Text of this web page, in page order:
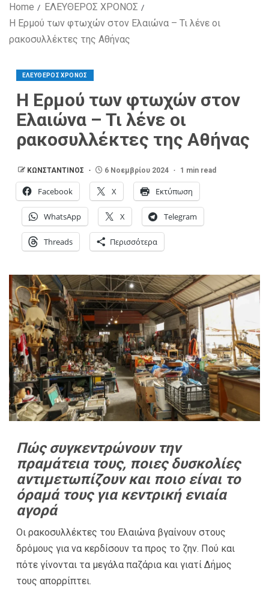
Home
ΕΛΕΥΘΕΡΟΣ ΧΡΟΝΟΣ
Η Ερμού των φτωχών στον Ελαιώνα – Τι λένε οι
ρακοσυλλέκτες της Αθήνας
ΕΛΕΥΘΕΡΟΣ ΧΡΟΝΟΣ
Η Ερμού των φτωχών στον
Ελαιώνα – Τι λένε οι
ρακοσυλλέκτες της Αθήνας
ΚΩΝΣΤΑΝΤΙΝΟΣ 6 Νοεμβρίου 2024 1 min read
Facebook X Εκτύπωση
WhatsApp X Telegram
Threads Περισσότερα
Πώς συγκεντρώνουν την
πραμάτεια τους, ποιες δυσκολίες
αντιμετωπίζουν και ποιο είναι το
όραμά τους για κεντρική ενιαία
αγορά
Οι ρακοσυλλέκτες του Ελαιώνα βγαίνουν στους
δρόμους για να κερδίσουν τα προς το ζην. Πού και
πότε γίνονται τα μεγάλα παζάρια και γιατί Δήμος
τους απορρίπτει.